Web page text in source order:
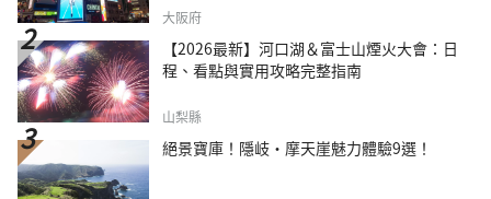
大阪府
【2026最新】河口湖＆富士山煙火大會：日
程、看點與實用攻略完整指南
山梨縣
絕景寶庫！隱岐・摩天崖魅力體驗9選！